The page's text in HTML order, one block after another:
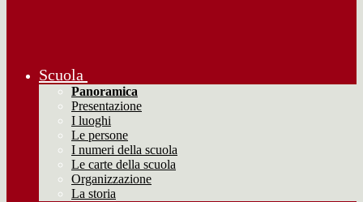
Scuola
Panoramica
Presentazione
I luoghi
Le persone
I numeri della scuola
Le carte della scuola
Organizzazione
La storia